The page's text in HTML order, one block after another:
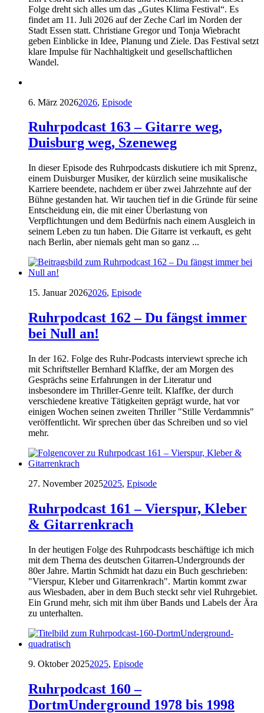
Folge dreht sich alles um das „Gutes Klima Festival“. Es
findet am 11. Juli 2026 auf der Zeche Carl im Norden der
Stadt Essen statt. Christiane Gregor und Tonja Wiebracht
geben Einblicke in Idee, Planung und Ziele. Das Festival setzt
klare Impulse für Nachhaltigkeit und gesellschaftlichen
Wandel.
6. März 20262026, Episode
Ruhrpodcast 163 – Gitarre weg,
Duisburg weg, Szeneweg
In dieser Episode des Ruhrpodcasts diskutiere ich mit Sprenz,
einem Duisburger Musiker, der kürzlich seine musikalische
Karriere beendete, nachdem er über zwei Jahrzehnte auf der
Bühne gestanden hat. Wir tauchen tief in die Gründe für seine
Entscheidung ein, die mit einer Überlastung von
Verpflichtungen und dem Bedürfnis nach einem Ausgleich in
seinem Leben zu tun haben. Die Gitarre ist verkauft, es geht
nach Berlin, aber niemals geht man so ganz ...
15. Januar 20262026, Episode
Ruhrpodcast 162 – Du fängst immer
bei Null an!
In der 162. Folge des Ruhr-Podcasts interviewt spreche ich
mit Schriftsteller Bernhard Klaffke, der am Morgen des
Gesprächs seine Erfahrungen in der Literatur und
insbesondere im Thriller-Genre teilt. Klaffke, der durch
verschiedene kreative Tätigkeiten geprägt wurde, hat vor
einigen Wochen seinen zweiten Thriller "Stille Verdammnis"
veröffentlicht. Wir sprechen über das Schreiben und so viel
mehr.
27. November 20252025, Episode
Ruhrpodcast 161 – Vierspur, Kleber
& Gitarrenkrach
In der heutigen Folge des Ruhrpodcasts beschäftige ich mich
mit dem Thema des deutschen Gitarren-Undergrounds der
80er Jahre. Martin Schmidt hat dazu ein Buch geschrieben:
"Vierspur, Kleber und Gitarrenkrach". Martin kommt zwar
aus Wiesbaden, aber in dem Buch steckt sehr viel Ruhrgebiet.
Ein Grund mehr, sich mit ihm über Bands und Labels der Ära
zu unterhalten.
9. Oktober 20252025, Episode
Ruhrpodcast 160 –
DortmUnderground 1978 bis 1998